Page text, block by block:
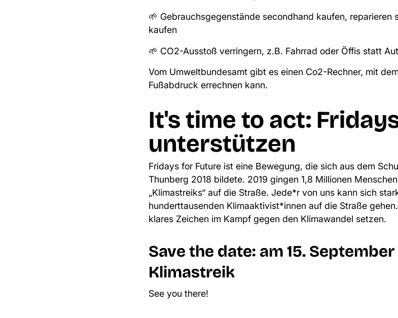
🌱 Gebrauchsgegenstände secondhand kaufen,
kaufen
🌱 CO2-Ausstoß verringern, z.B. Fahrrad oder Öffis statt
Vom Umweltbundesamt gibt es einen Co2-Rechner, mit
Fußabdruck errechnen kann.
It's time to act:
unterstützen
Fridays for Futureist eine Bewegung, die sich aus dem
Thunberg 2018 bildete. 2019 gingen 1,8 Millionen
„Klimastreiks“ auf die Straße. Jede*r von uns kann sich
hunderttausenden Klimaaktivist*innen auf die Straße
klares Zeichen im Kampf gegen den Klimawandel setzen.
Save the date: am 15.
Klimastreik
See you there!